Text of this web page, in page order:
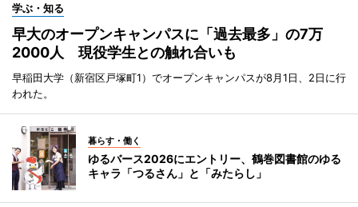
学ぶ・知る
早大のオープンキャンパスに「過去最多」の7万
2000人 現役学生との触れ合いも
早稲田大学（新宿区戸塚町1）でオープンキャンパスが8月1日、2日に行
われた。
暮らす・働く
ゆるバース2026にエントリー、鶴巻図書館のゆる
キャラ「つるさん」と「みたらし」